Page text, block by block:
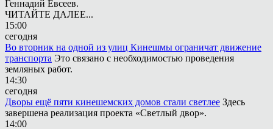
Геннадий Евсеев.
ЧИТАЙТЕ ДАЛЕЕ...
15:00
сегодня
Во вторник на одной из улиц Кинешмы ограничат движение
транспорта Это связано с необходимостью проведения
земляных работ.
14:30
сегодня
Дворы ещё пяти кинешемских домов стали светлее Здесь
завершена реализация проекта «Светлый двор».
14:00